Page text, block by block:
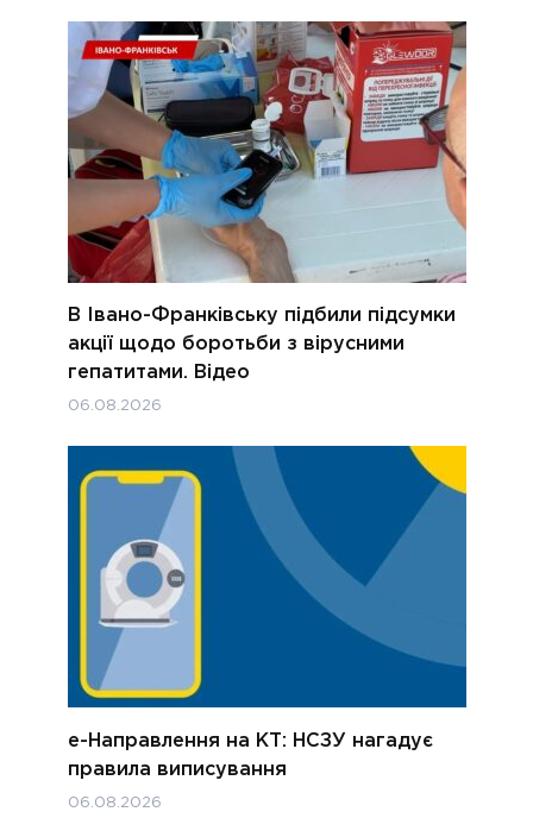
В Івано-Франківську підбили підсумки
акції щодо боротьби з вірусними
гепатитами. Відео
06.08.2026
е-Направлення на КТ: НСЗУ нагадує
правила виписування
06.08.2026